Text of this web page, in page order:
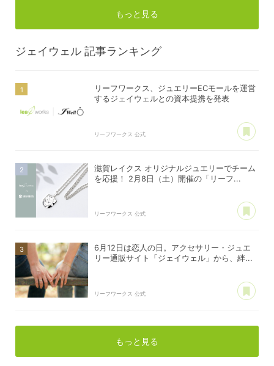
もっと見る
ジェイウェル 記事ランキング
リーフワークス、ジュエリーECモールを運営
するジェイウェルとの資本提携を発表
リーフワークス 公式
滋賀レイクス オリジナルジュエリーでチーム
を応援！ 2月8日（土）開催の「リーフ...
リーフワークス 公式
6月12日は恋人の日。アクセサリー・ジュエ
リー通販サイト「ジェイウェル」から、絆...
リーフワークス 公式
もっと見る